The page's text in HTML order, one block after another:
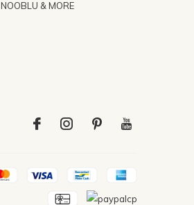
NOOBLU & MORE